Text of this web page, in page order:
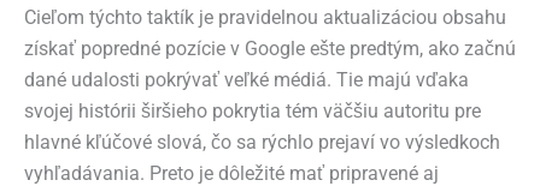
Cieľom týchto taktík je pravidelnou aktualizáciou obsahu
získať popredné pozície v Google ešte predtým, ako začnú
dané udalosti pokrývať veľké médiá. Tie majú vďaka
svojej histórii širšieho pokrytia tém väčšiu autoritu pre
hlavné kľúčové slová, čo sa rýchlo prejaví vo výsledkoch
vyhľadávania. Preto je dôležité mať pripravené aj